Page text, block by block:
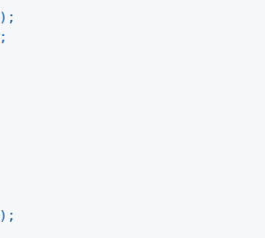
) ;
;
) ;